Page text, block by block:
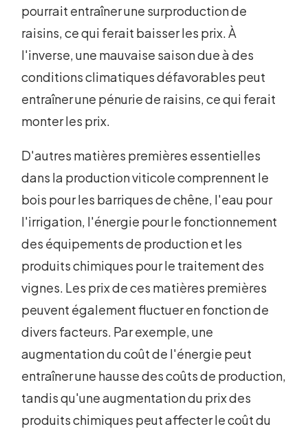
pourrait entraîner une surproduction de
raisins, ce qui ferait baisser les prix. À
l'inverse, une mauvaise saison due à des
conditions climatiques défavorables peut
entraîner une pénurie de raisins, ce qui ferait
monter les prix.
D'autres matières premières essentielles
dans la production viticole comprennent le
bois pour les barriques de chêne, l'eau pour
l'irrigation, l'énergie pour le fonctionnement
des équipements de production et les
produits chimiques pour le traitement des
vignes. Les prix de ces matières premières
peuvent également fluctuer en fonction de
divers facteurs. Par exemple, une
augmentation du coût de l'énergie peut
entraîner une hausse des coûts de production,
tandis qu'une augmentation du prix des
produits chimiques peut affecter le coût du